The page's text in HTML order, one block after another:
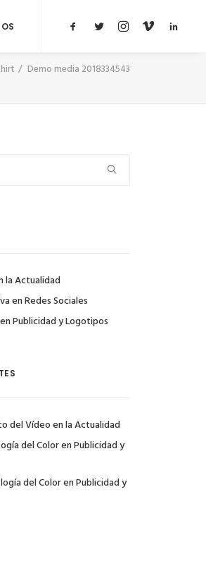
Demo media 2018334543
la Actualidad
en Redes Sociales
Publicidad y Logotipos
del Vídeo en la Actualidad
del Color en Publicidad y
del Color en Publicidad y